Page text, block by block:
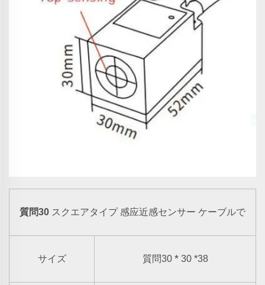
質問30 スクエアタイプ 感应近感センサー ケーブルで
サイズ 質問30 * 30 *38